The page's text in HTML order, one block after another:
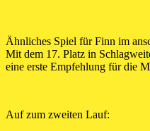
Ähnliches Spiel für Finn im
Mit dem 17. Platz in
eine erste Empfehlung für die
Auf zum zweiten Lauf: